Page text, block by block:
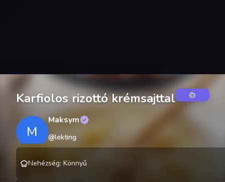
Karfiolos rizottó krémsajttal
M
Maksym
@lekting
Nehézség: Könnyű